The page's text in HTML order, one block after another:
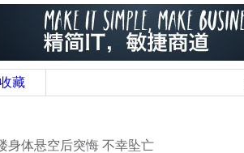
收藏
体悬空后突悔 不幸坠亡